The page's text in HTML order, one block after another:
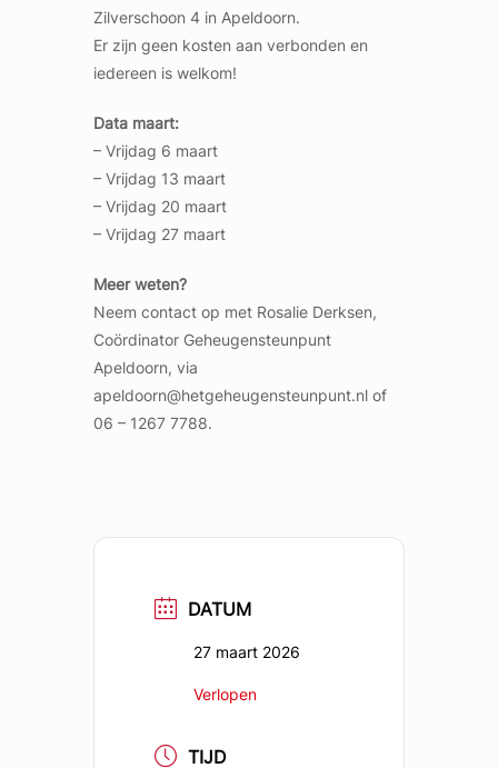
Zilverschoon 4 in Apeldoorn.
Er zijn geen kosten aan verbonden en
iedereen is welkom!
Data maart:
– Vrijdag 6 maart
– Vrijdag 13 maart
– Vrijdag 20 maart
– Vrijdag 27 maart
Meer weten?
Neem contact op met Rosalie Derksen,
Coördinator Geheugensteunpunt
Apeldoorn, via
apeldoorn@hetgeheugensteunpunt.nl of
06 – 1267 7788.
DATUM
27 maart 2026
Verlopen
TIJD